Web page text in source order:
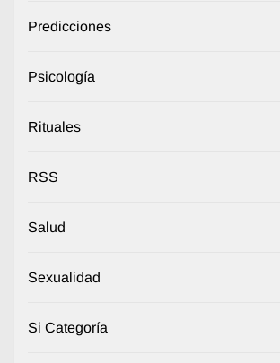
Predicciones
Psicología
Rituales
RSS
Salud
Sexualidad
Si Categoría